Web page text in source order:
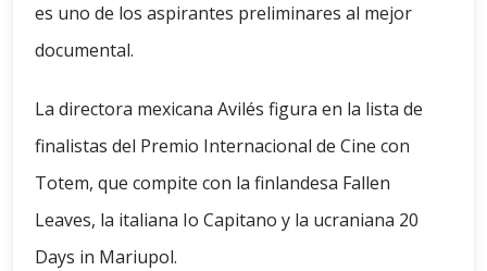
es uno de los aspirantes preliminares al mejor
documental.
La directora mexicana Avilés figura en la lista de
finalistas del Premio Internacional de Cine con
Totem, que compite con la finlandesa Fallen
Leaves, la italiana Io Capitano y la ucraniana 20
Days in Mariupol.